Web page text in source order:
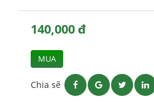
140,000 đ
MUA
Chia sẽ